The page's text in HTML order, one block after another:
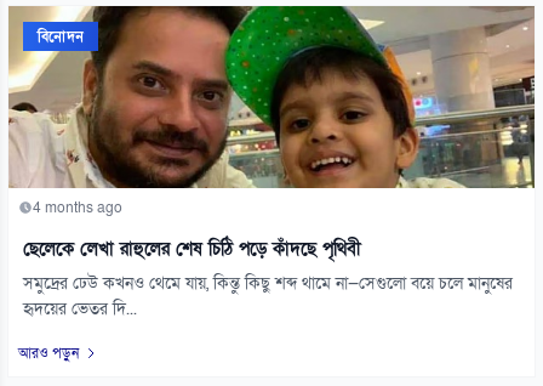
বিনোদন
4 months ago
ছেলেকে লেখা রাহুলের শেষ চিঠি পড়ে কাঁদছে পৃথিবী
সমুদ্রের ঢেউ কখনও থেমে যায়, কিন্তু কিছু শব্দ থামে না—সেগুলো বয়ে চলে মানুষের
হৃদয়ের ভেতর দি...
আরও পড়ুন